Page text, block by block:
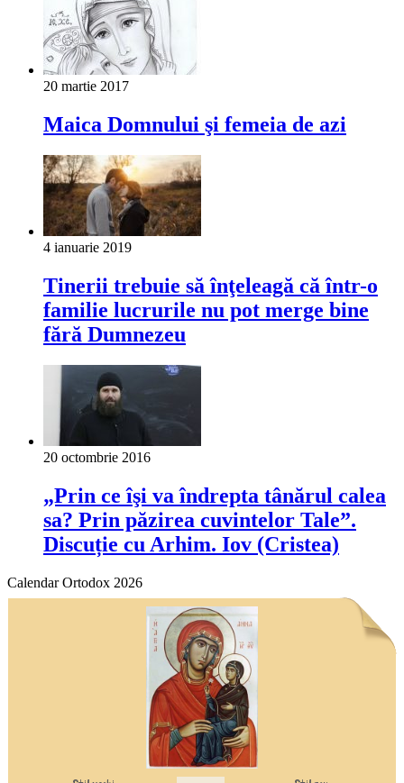
20 martie 2017
Maica Domnului şi femeia de azi
4 ianuarie 2019
Tinerii trebuie să înţeleagă că într-o
familie lucrurile nu pot merge bine
fără Dumnezeu
20 octombrie 2016
„Prin ce îşi va îndrepta tânărul calea
sa? Prin păzirea cuvintelor Tale”.
Discuție cu Arhim. Iov (Cristea)
Calendar Ortodox 2026